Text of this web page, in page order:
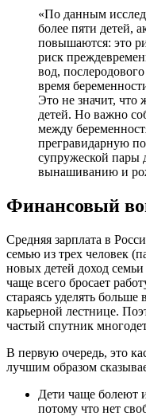
«По данным
более пяти детей,
повышаются: это
риск
вод,
время
Это не значит, что
детей. Но важно
между
прегравидарную
супружеской пары
вынашиванию и
Финансовый
Средняя зарплата в
семью из трех человек
новых детей доход
чаще всего бросает
стараясь уделять
карьерной лестнице.
частый спутник
В первую очередь, это
лучшим образом
Дети чаще болеют
потому что нет